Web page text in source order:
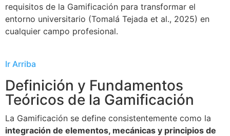
requisitos de la Gamificación para transformar el
entorno universitario (Tomalá Tejada et al., 2025) en
cualquier campo profesional.
Ir Arriba
Definición y Fundamentos
Teóricos de la Gamificación
La Gamificación se define consistentemente como la
integración de elementos, mecánicas y principios de